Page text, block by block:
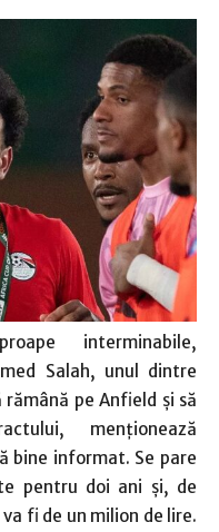
interminabile,
Salah, unul dintre
pe Anfield şi să
menţionează
bine informat. Se pare
pentru doi ani şi, de
fi de un milion de lire.